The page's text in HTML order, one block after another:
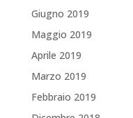
Giugno 2019
Maggio 2019
Aprile 2019
Marzo 2019
Febbraio 2019